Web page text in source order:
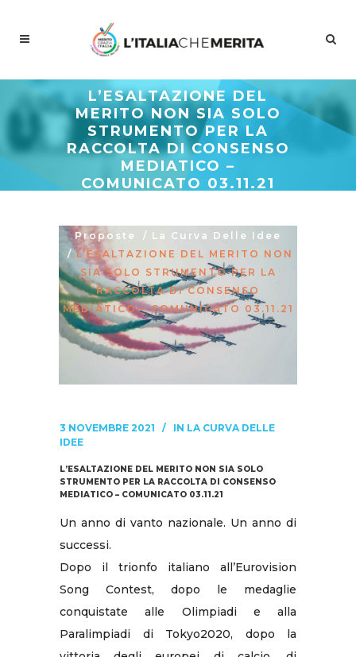
L’ESALTAZIONE DEL
MERITO NON SIA SOLO
STRUMENTO PER LA
RACCOLTA DI CONSENSO
MEDIATICO –
COMUNICATO 03.11.21
Proposte
/ La Curva Delle Idee
/L’ESALTAZIONE DEL MERITO NON
SIA SOLO STRUMENTO PER LA
RACCOLTA DI CONSENSO
MEDIATICO – COMUNICATO 03.11.21
3 NOVEMBRE 2021 IN LA CURVA DELLE
IDEE
L’ESALTAZIONE DEL MERITO NON SIA SOLO
STRUMENTO PER LA RACCOLTA DI CONSENSO
MEDIATICO – COMUNICATO 03.11.21
Un anno di vanto nazionale. Un anno di
successi.
Dopo il trionfo italiano all’Eurovision
Song Contest, dopo le medaglie
conquistate alle Olimpiadi e alla
Paralimpiadi di Tokyo2020, dopo la